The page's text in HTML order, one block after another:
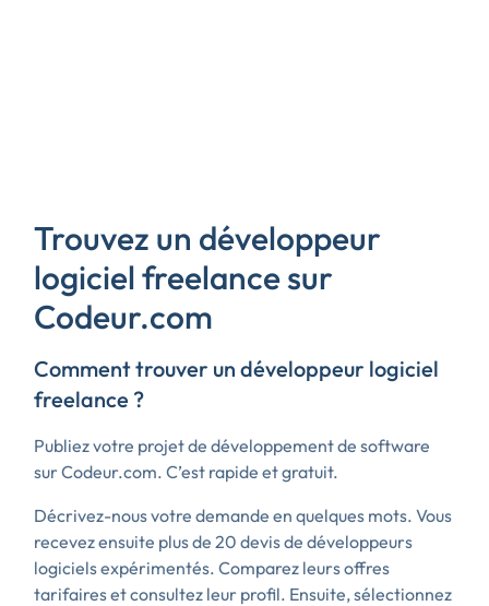
Trouvez un développeur
logiciel freelance sur
Codeur.com
Comment trouver un développeur logiciel
freelance ?
Publiez votre projet de développement de software
sur Codeur.com. C’est rapide et gratuit.
Décrivez-nous votre demande en quelques mots. Vous
recevez ensuite plus de 20 devis de développeurs
logiciels expérimentés. Comparez leurs offres
tarifaires et consultez leur profil. Ensuite, sélectionnez